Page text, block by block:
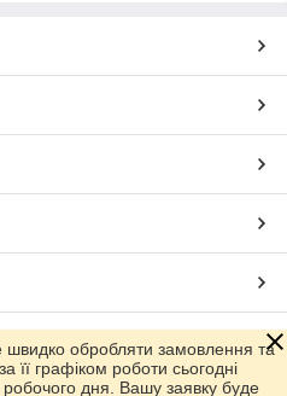
Prom.ua
обробляти замовлення та
її графіком роботи сьогодні
робочого дня. Вашу заявку буде